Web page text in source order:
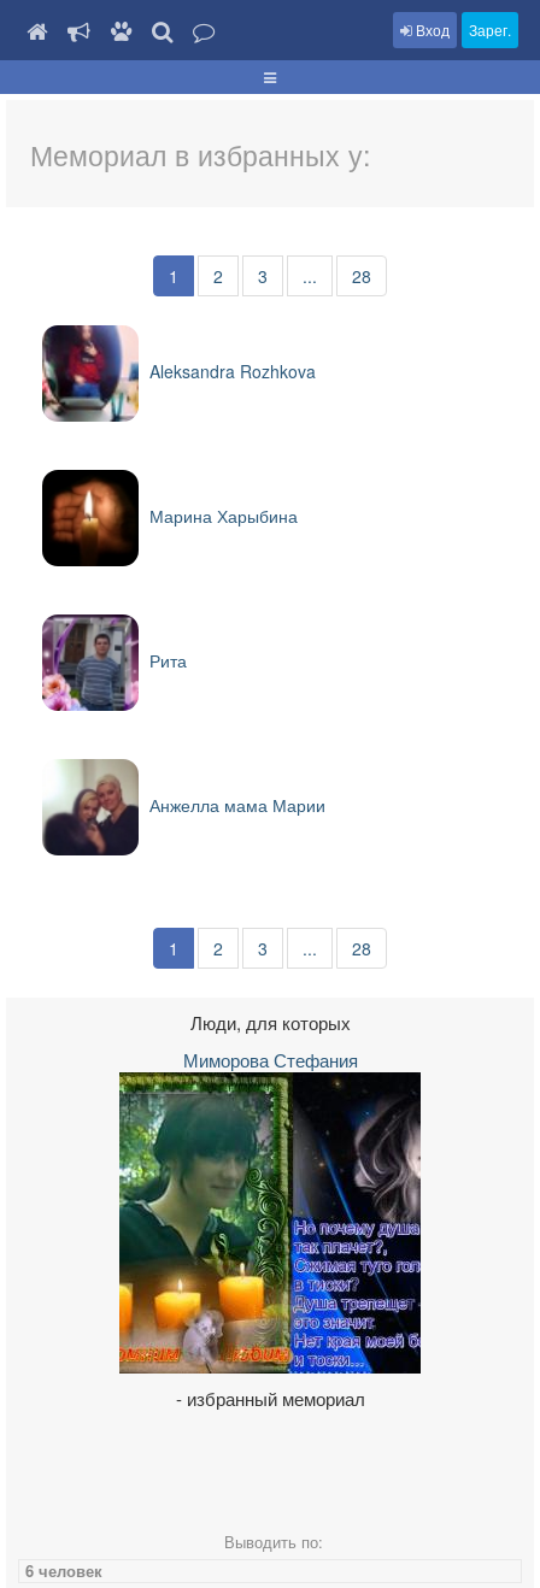
Вход Зарег.
Мемориал в избранных у:
1 2 3 ... 28
Aleksandra Rozhkova
Марина Харыбина
Рита
Анжелла мама Марии
1 2 3 ... 28
Люди, для которых
Миморова Стефания
- избранный мемориал
Выводить по:
6 человек